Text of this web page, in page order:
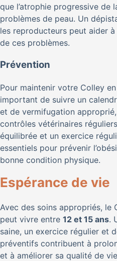
que l’atrophie progressive de
problèmes de peau. Un
les reproducteurs peut aider à
de ces problèmes.
Prévention
Pour maintenir votre Colley
important de suivre un
et de vermifugation
contrôles vétérinaires
équilibrée et un exercice
essentiels pour prévenir
bonne condition physique.
Espérance de vie
Avec des soins appropriés, le
peut vivre entre 12 et 15 ans.
saine, un exercice régulier et
préventifs contribuent à
et à améliorer sa qualité de